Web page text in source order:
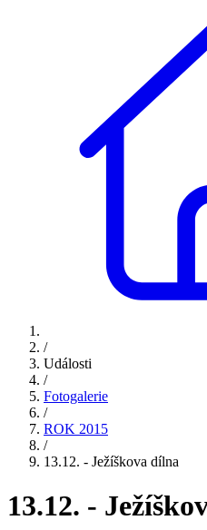
/
Události
/
Fotogalerie
/
ROK 2015
/
13.12. - Ježíškova dílna
13.12. -